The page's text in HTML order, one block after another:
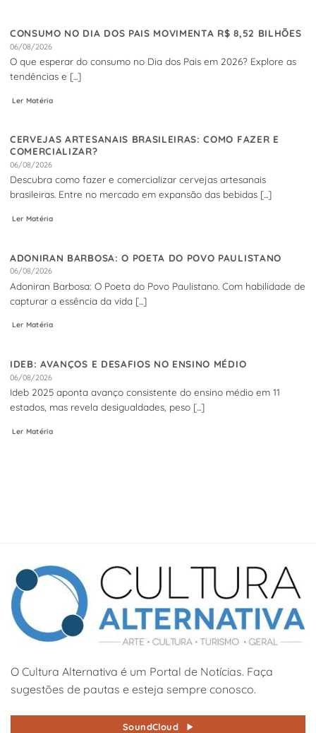
CONSUMO NO DIA DOS PAIS MOVIMENTA R$ 8,52 BILHÕES
06/08/2026
O que esperar do consumo no Dia dos Pais em 2026? Explore as
tendências e [...]
Ler Matéria
CERVEJAS ARTESANAIS BRASILEIRAS: COMO FAZER E
COMERCIALIZAR?
06/08/2026
Descubra como fazer e comercializar cervejas artesanais
brasileiras. Entre no mercado em expansão das bebidas [...]
Ler Matéria
ADONIRAN BARBOSA: O POETA DO POVO PAULISTANO
06/08/2026
Adoniran Barbosa: O Poeta do Povo Paulistano. Com habilidade de
capturar a essência da vida [...]
Ler Matéria
IDEB: AVANÇOS E DESAFIOS NO ENSINO MÉDIO
06/08/2026
Ideb 2025 aponta avanço consistente do ensino médio em 11
estados, mas revela desigualdades, peso [...]
Ler Matéria
O Cultura Alternativa é um Portal de Notícias. Faça
sugestões de pautas e esteja sempre conosco.
SoundCloud